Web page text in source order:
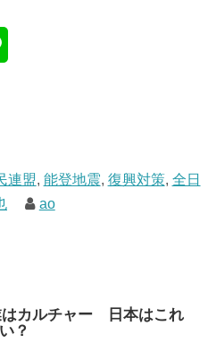
連盟, 能登地震, 復興対策, 全日
ao
はカルチャー 日本はこれ
？